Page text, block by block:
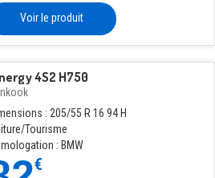
Voir le produit
4S2 H750
: 205/55 R 16 94 H
Tourisme
: BMW
€